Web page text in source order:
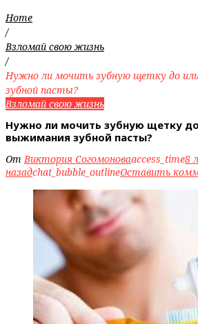
Home
/
Взломай свою жизнь
/
Нужно ли мочить зубную щетку до
зубной пасты?
Взломай свою жизнь
Нужно ли мочить зубную щетку
выжимания зубной пасты?
ОтВиктория Согомоноваaccess_time8
назадchat_bubble_outlineОставить